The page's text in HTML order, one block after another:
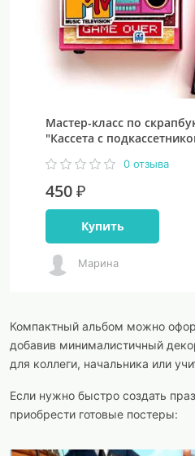
Мастер-класс по
"Кассета с
0 отзыва
450 ₽
Купить
Марина
Компактный альбом можно
добавив минималистичный
для коллеги, начальника или
Если нужно быстро создать
приобрести готовые постеры: